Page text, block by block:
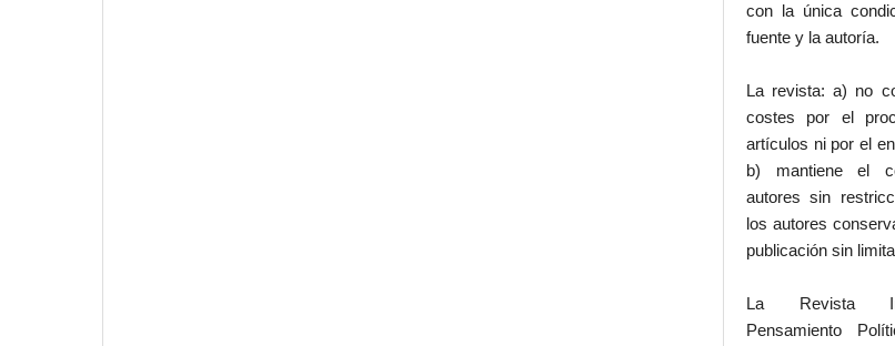
con la única
fuente y la autoría.
La revista: a) no
costes por el
artículos ni por el
b) mantiene el
autores sin
los autores
publicación sin
La Revista
Pensamiento